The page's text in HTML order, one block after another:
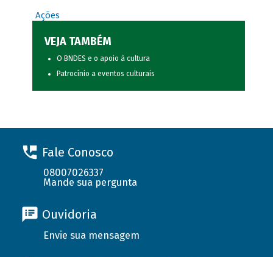
Ações
VEJA TAMBÉM
O BNDES e o apoio à cultura
Patrocínio a eventos culturais
Fale Conosco
08007026337
Mande sua pergunta
Ouvidoria
Envie sua mensagem